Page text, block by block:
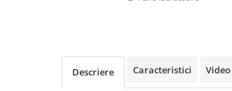
Descriere Caracteristici Video